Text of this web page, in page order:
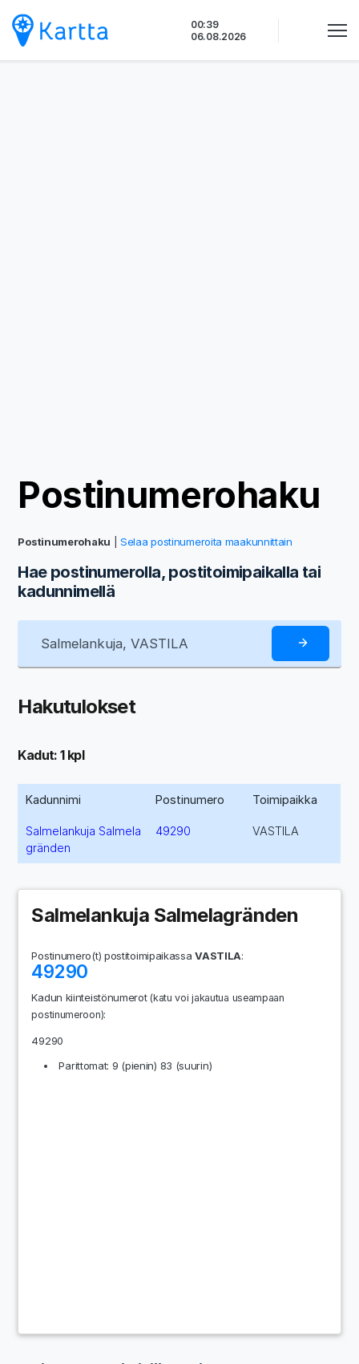
sisältöön
00:39
06.08.2026
Postinumerohaku
Postinumerohaku |Selaa postinumeroita maakunnittain
Hae postinumerolla, postitoimipaikalla tai
kadunnimellä
Hakutulokset
Kadut: 1 kpl
Kadunnimi Postinumero Toimipaikka
Salmelankuja Salmela
gränden
49290 VASTILA
Salmelankuja Salmelagränden
Postinumero(t) postitoimipaikassaVASTILA:
49290
Kadun kiinteistönumerot(katu voi jakautua useampaan
postinumeroon):
49290
Parittomat: 9 (pienin) 83 (suurin)